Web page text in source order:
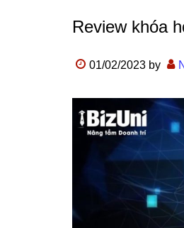
Review khóa
01/02/2023 by